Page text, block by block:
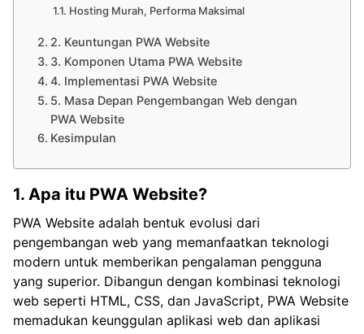
Hosting Murah, Performa Maksimal
2. Keuntungan PWA Website
3. Komponen Utama PWA Website
4. Implementasi PWA Website
5. Masa Depan Pengembangan Web dengan
PWA Website
Kesimpulan
1. Apa itu PWA Website?
PWA Website adalah bentuk evolusi dari
pengembangan web yang memanfaatkan teknologi
modern untuk memberikan pengalaman pengguna
yang superior. Dibangun dengan kombinasi teknologi
web seperti HTML, CSS, dan JavaScript, PWA Website
memadukan keunggulan aplikasi web dan aplikasi